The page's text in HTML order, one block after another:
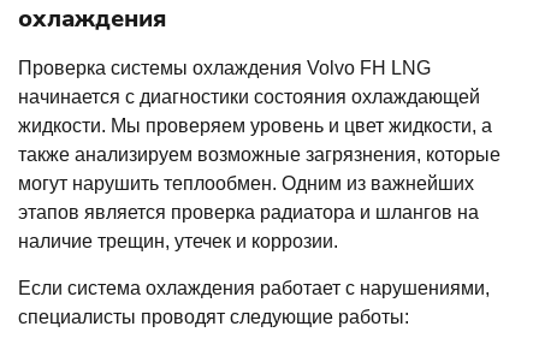
охлаждения
Проверка системы охлаждения Volvo FH LNG
начинается с диагностики состояния охлаждающей
жидкости. Мы проверяем уровень и цвет жидкости, а
также анализируем возможные загрязнения, которые
могут нарушить теплообмен. Одним из важнейших
этапов является проверка радиатора и шлангов на
наличие трещин, утечек и коррозии.
Если система охлаждения работает с нарушениями,
специалисты проводят следующие работы: